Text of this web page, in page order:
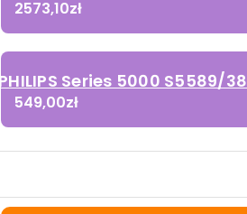
2573,10zł
PHILIPS Series 5000 S5589/38
549,00zł